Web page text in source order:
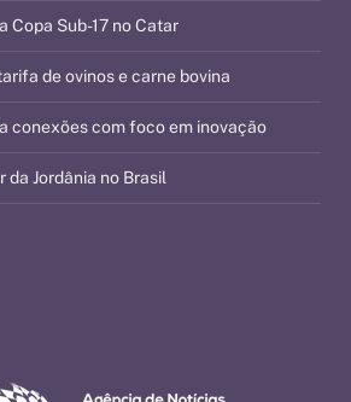
Copa Sub-17 no Catar
de ovinos e carne bovina
conexões com foco em inovação
da Jordânia no Brasil